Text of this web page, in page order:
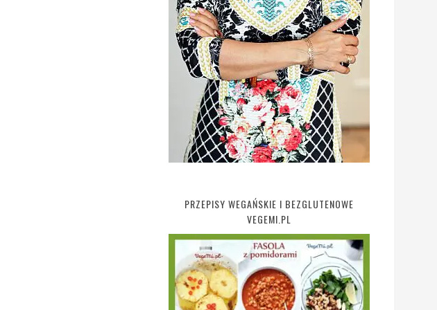
PRZEPISY WEGAŃSKIE I BEZGLUTENOWE
VEGEMI.PL